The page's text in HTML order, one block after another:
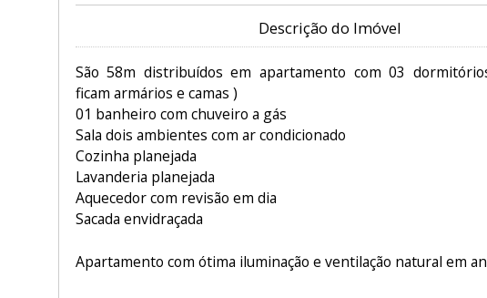
Descrição do Imóvel
São 58m distribuídos em apartamento com 03
ficam armários e camas )
01 banheiro com chuveiro a gás
Sala dois ambientes com ar condicionado
Cozinha planejada
Lavanderia planejada
Aquecedor com revisão em dia
Sacada envidraçada
Apartamento com ótima iluminação e ventilação natural em